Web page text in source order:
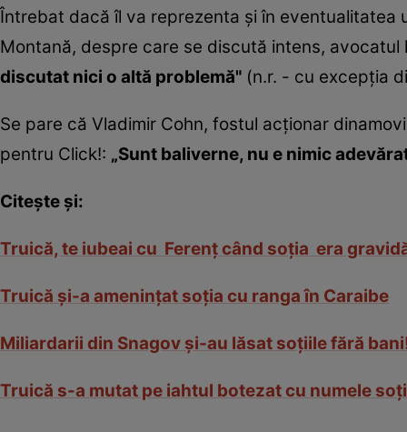
Întrebat dacă îl va reprezenta şi în eventualitatea
Montană, despre care se discută intens,
discutat nici o altă problemă" (n.r. - cu excepţia
Se pare că Vladimir Cohn, fostul acţionar
pentru Click!: „Sunt baliverne, nu e nimic
Citeşte şi:
Truică, te iubeai cu Ferenţ când soţia era
Truică şi-a ameninţat soţia cu ranga în Caraibe
Miliardarii din Snagov şi-au lăsat soţiile fără
Truică s-a mutat pe iahtul botezat cu numele